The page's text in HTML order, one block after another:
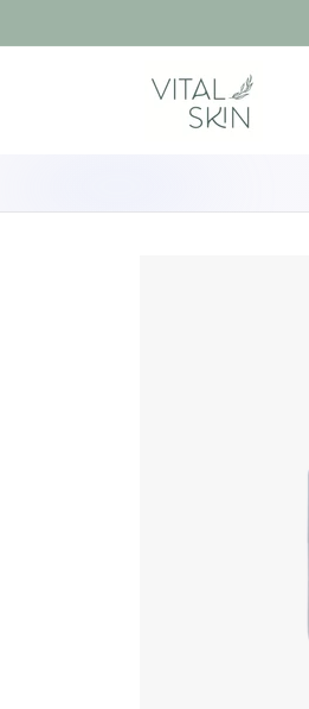
al contenido